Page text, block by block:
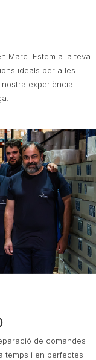
Marc. Estem a la teva
ideals per a les
experiència
de comandes
temps i en perfectes